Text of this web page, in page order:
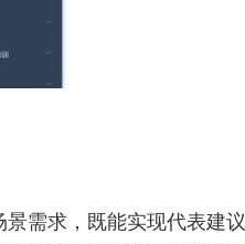
需求，既能实现代表建